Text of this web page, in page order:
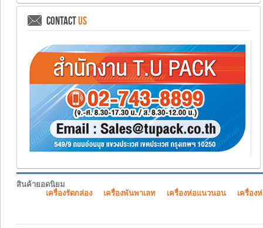
CONTACTUS
สินค้ายอดนิยม
เครื่องรัดกล่อง
เครื่องพันพาเลท เครื่องห่อแนวนอน เครื่อง